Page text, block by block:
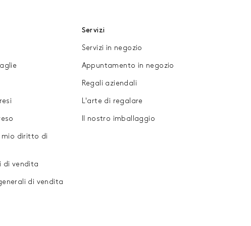
mio diritto di
di vendita
di vendita
Servizi
Servizi in negozio
Appuntamento in negozio
Regali aziendali
L'arte di regalare
Il nostro imballaggio